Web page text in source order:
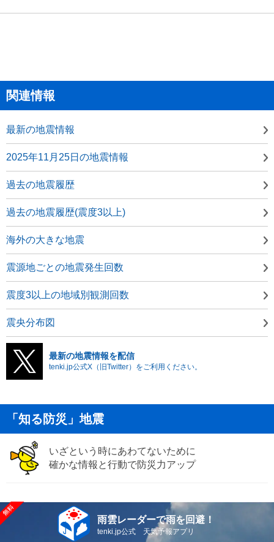
関連情報
最新の地震情報
2025年11月25日の地震情報
過去の地震履歴
過去の地震履歴(震度3以上)
海外の大きな地震
震源地ごとの地震発生回数
震度3以上の地域別観測回数
震央分布図
最新の地震情報を配信
tenki.jp公式X（旧Twitter）をご利用ください。
「知る防災」地震
いざという時にあわてないために
確かな情報と行動で防災力アップ
雨雲レーダーで雨を回避！
tenki.jp公式 天気予報アプリ